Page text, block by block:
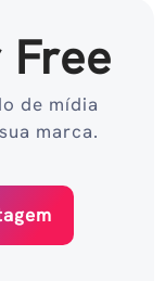
de mídia
marca.